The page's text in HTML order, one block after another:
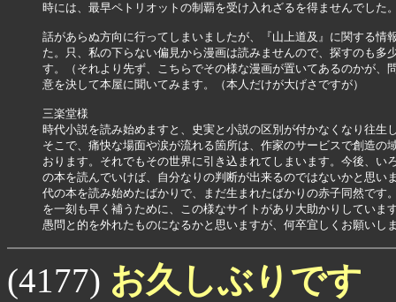
時には、最早ペトリオットの制覇を受け入れざるを得ませんでした
話があらぬ方向に行ってしまいましたが、『山上道及』に関する情
た。只、私の下らない偏見から漫画は読みませんので、探すのも多
す。（それより先ず、こちらでその様な漫画が置いてあるのかが、
意を決して本屋に聞いてみます。（本人だけが大げさですが）
三楽堂様
時代小説を読み始めますと、史実と小説の区別が付かなくなり往生
そこで、痛快な場面や涙が流れる箇所は、作家のサービスで創造の
おります。それでもその世界に引き込まれてしまいます。今後、い
の本を読んでいけば、自分なりの判断が出来るのではないかと思い
代の本を読み始めたばかりで、まだ生まれたばかりの赤子同然です
を一刻も早く補うために、この様なサイトがあり大助かりしていま
愚問と的を外れたものになるかと思いますが、何卒宜しくお願いし
(4177) お久しぶりです